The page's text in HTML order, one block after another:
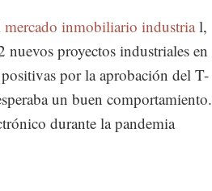
mercado inmobiliario industria l,
nuevos proyectos industriales en
por la aprobación del T-
un buen comportamiento.
durante la pandemia